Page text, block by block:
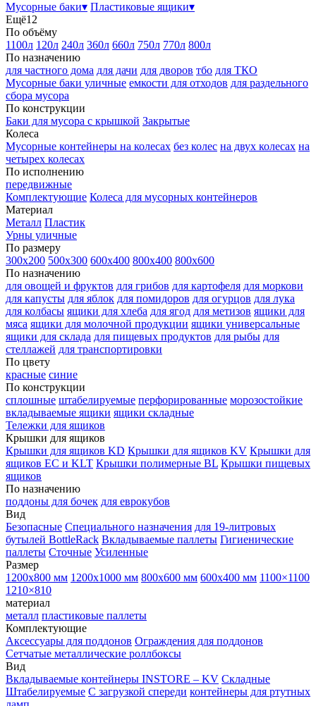
Мусорные баки▾ Пластиковые ящики▾
Ещё12
По объёму
1100л 120л 240л 360л 660л 750л 770л 800л
По назначению
для частного дома для дачи для дворов тбо для ТКО
Мусорные баки уличные емкости для отходов для раздельного
сбора мусора
По конструкции
Баки для мусора с крышкой Закрытые
Колеса
Мусорные контейнеры на колесах без колес на двух колесах на
четырех колесах
По исполнению
передвижные
Комплектующие Колеса для мусорных контейнеров
Материал
Металл Пластик
Урны уличные
По размеру
300х200 500х300 600х400 800х400 800х600
По назначению
для овощей и фруктов для грибов для картофеля для моркови
для капусты для яблок для помидоров для огурцов для лука
для колбасы ящики для хлеба для ягод для метизов ящики для
мяса ящики для молочной продукции ящики универсальные
ящики для склада для пищевых продуктов для рыбы для
стеллажей для транспортировки
По цвету
красные синие
По конструкции
сплошные штабелируемые перфорированные морозостойкие
вкладываемые ящики ящики складные
Тележки для ящиков
Крышки для ящиков
Крышки для ящиков KD Крышки для ящиков KV Крышки для
ящиков EC и KLT Крышки полимерные BL Крышки пищевых
ящиков
По назначению
поддоны для бочек для еврокубов
Вид
Безопасные Специального назначения для 19-литровых
бутылей BottleRack Вкладываемые паллеты Гигиенические
паллеты Сточные Усиленные
Размер
1200х800 мм 1200х1000 мм 800х600 мм 600х400 мм 1100×1100
1210×810
материал
металл пластиковые паллеты
Комплектующие
Аксессуары для поддонов Ограждения для поддонов
Сетчатые металлические роллбоксы
Вид
Вкладываемые контейнеры INSTORE – KV Складные
Штабелируемые С загрузкой спереди контейнеры для ртутных